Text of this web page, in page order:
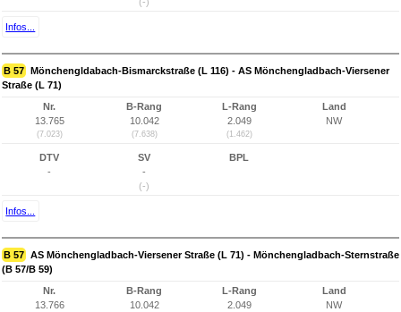
Infos...
B 57 Mönchengldabach-Bismarckstraße (L 116) - AS Mönchengladbach-Viersener
Straße (L 71)
Nr.
13.765
(7.023)
B-Rang
10.042
(7.638)
L-Rang
2.049
(1.462)
Land
NW
DTV
-
SV
-
(-)
BPL
Infos...
B 57 AS Mönchengladbach-Viersener Straße (L 71) - Mönchengladbach-Sternstraße
(B 57/B 59)
Nr.
13.766
B-Rang
10.042
L-Rang
2.049
Land
NW